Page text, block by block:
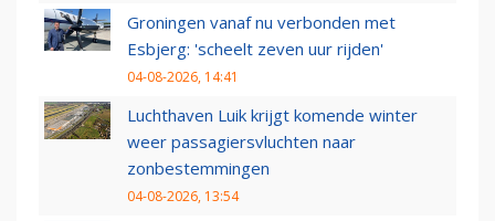
Groningen vanaf nu verbonden met
Esbjerg: 'scheelt zeven uur rijden'
04-08-2026, 14:41
Luchthaven Luik krijgt komende winter
weer passagiersvluchten naar
zonbestemmingen
04-08-2026, 13:54